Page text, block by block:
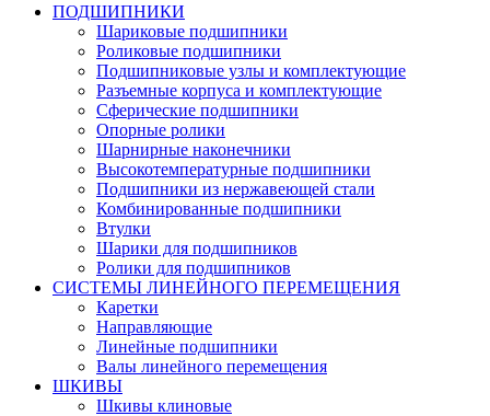
ПОДШИПНИКИ
Шариковые подшипники
Роликовые подшипники
Подшипниковые узлы и комплектующие
Разъемные корпуса и комплектующие
Сферические подшипники
Опорные ролики
Шарнирные наконечники
Высокотемпературные подшипники
Подшипники из нержавеющей стали
Комбинированные подшипники
Втулки
Шарики для подшипников
Ролики для подшипников
СИСТЕМЫ ЛИНЕЙНОГО ПЕРЕМЕЩЕНИЯ
Каретки
Направляющие
Линейные подшипники
Валы линейного перемещения
ШКИВЫ
Шкивы клиновые